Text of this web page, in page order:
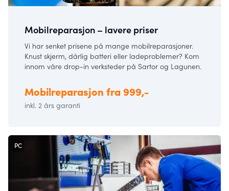
Mobilreparasjon – lavere priser
Vi har senket prisene på mange mobilreparasjoner.
Knust skjerm, dårlig batteri eller ladeproblemer? Kom
innom våre drop-in verksteder på Sartor og Lagunen.
Mobilreparasjon fra 999,-
inkl. 2 års garanti
PC